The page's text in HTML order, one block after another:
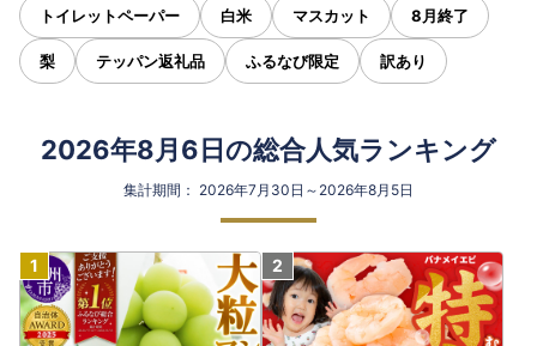
トイレットペーパー 白米 マスカット 8月終了
梨 テッパン返礼品 ふるなび限定 訳あり
2026年8月6日の総合人気ランキング
集計期間： 2026年7月30日～2026年8月5日